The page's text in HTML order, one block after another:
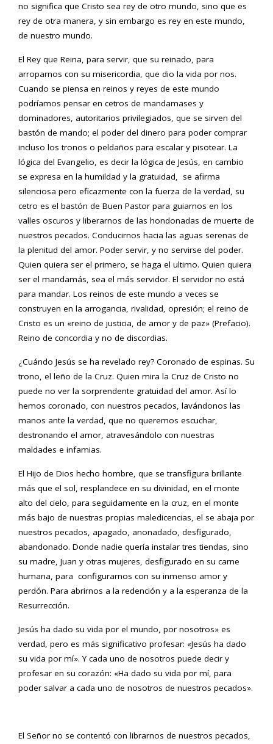
no significa que Cristo sea rey de otro mundo, sino que es
rey de otra manera, y sin embargo es rey en este mundo,
de nuestro mundo.
El Rey que Reina, para servir, que su reinado, para
arroparnos con su misericordia, que dio la vida por nos.
Cuando se piensa en reinos y reyes de este mundo
podríamos pensar en cetros de mandamases y
dominadores, autoritarios privilegiados, que se sirven del
bastón de mando; el poder del dinero para poder comprar
incluso los tronos o peldaños para escalar y pisotear. La
lógica del Evangelio, es decir la lógica de Jesús, en cambio
se expresa en la humildad y la gratuidad, se afirma
silenciosa pero eficazmente con la fuerza de la verdad, su
cetro es el bastón de Buen Pastor para guiarnos en los
valles oscuros y liberarnos de las hondonadas de muerte de
nuestros pecados. Conducirnos hacia las aguas serenas de
la plenitud del amor. Poder servir, y no servirse del poder.
Quien quiera ser el primero, se haga el ultimo. Quien quiera
ser el mandamás, sea el más servidor. El servidor no está
para mandar. Los reinos de este mundo a veces se
construyen en la arrogancia, rivalidad, opresión; el reino de
Cristo es un «reino de justicia, de amor y de paz» (Prefacio).
Reino de concordia y no de discordias.
¿Cuándo Jesús se ha revelado rey? Coronado de espinas. Su
trono, el leño de la Cruz. Quien mira la Cruz de Cristo no
puede no ver la sorprendente gratuidad del amor. Así lo
hemos coronado, con nuestros pecados, lavándonos las
manos ante la verdad, que no queremos escuchar,
destronando el amor, atravesándolo con nuestras
maldades e infamias.
El Hijo de Dios hecho hombre, que se transfigura brillante
más que el sol, resplandece en su divinidad, en el monte
alto del cielo, para seguidamente en la cruz, en el monte
más bajo de nuestras propias maledicencias, el se abaja por
nuestros pecados, apagado, anonadado, desfigurado,
abandonado. Donde nadie quería instalar tres tiendas, sino
su madre, Juan y otras mujeres, desfigurado en su carne
humana, para configurarnos con su inmenso amor y
perdón. Para abrirnos a la redención y a la esperanza de la
Resurrección.
Jesús ha dado su vida por el mundo, por nosotros» es
verdad, pero es más significativo profesar: «Jesús ha dado
su vida por mí». Y cada uno de nosotros puede decir y
profesar en su corazón: «Ha dado su vida por mí, para
poder salvar a cada uno de nosotros de nuestros pecados».
El Señor no se contentó con librarnos de nuestros pecados,